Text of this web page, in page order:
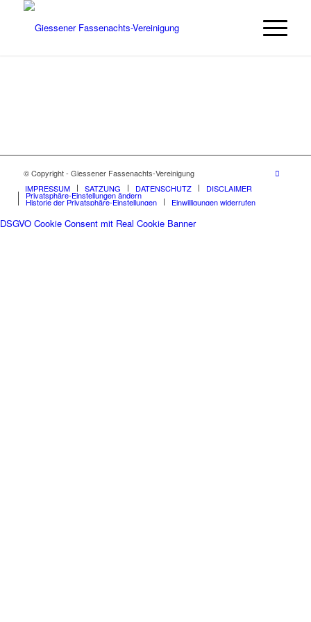
© Copyright - Giessener Fassenachts-Vereinigung
IMPRESSUM
SATZUNG DATENSCHUTZ DISCLAIMER
Privatsphäre-Einstellungen ändern
Historie der Privatsphäre-Einstellungen Einwilligungen widerrufen
DSGVO Cookie Consent mit Real Cookie Banner